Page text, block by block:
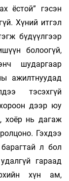
ёстой” гэсэн
Хүний итгэл
бүдүүлгээр
болоогүй,
шударгаар
ажилтнуудад
тэсэхгүй
дээр юу
хоёр нь дагаж
Гэхдээ
л бол
гараад
хүн ам,